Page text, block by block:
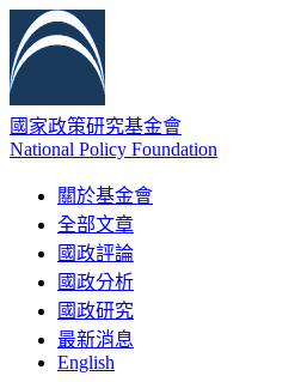
國家政策研究基金會
National Policy Foundation
關於基金會
全部文章
國政評論
國政分析
國政研究
最新消息
English